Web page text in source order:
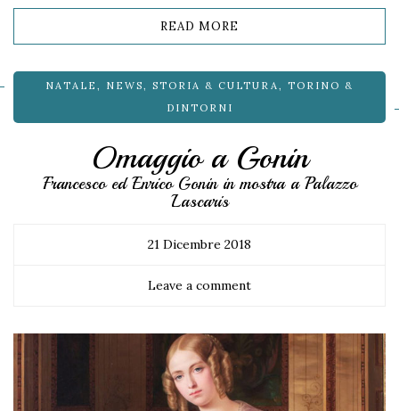
READ MORE
NATALE , NEWS , STORIA & CULTURA , TORINO &
DINTORNI
Omaggio a Gonin
Francesco ed Enrico Gonin in mostra a Palazzo
Lascaris
21 Dicembre 2018
Leave a comment